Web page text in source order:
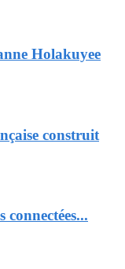
Holakuyee
construit
connectées...